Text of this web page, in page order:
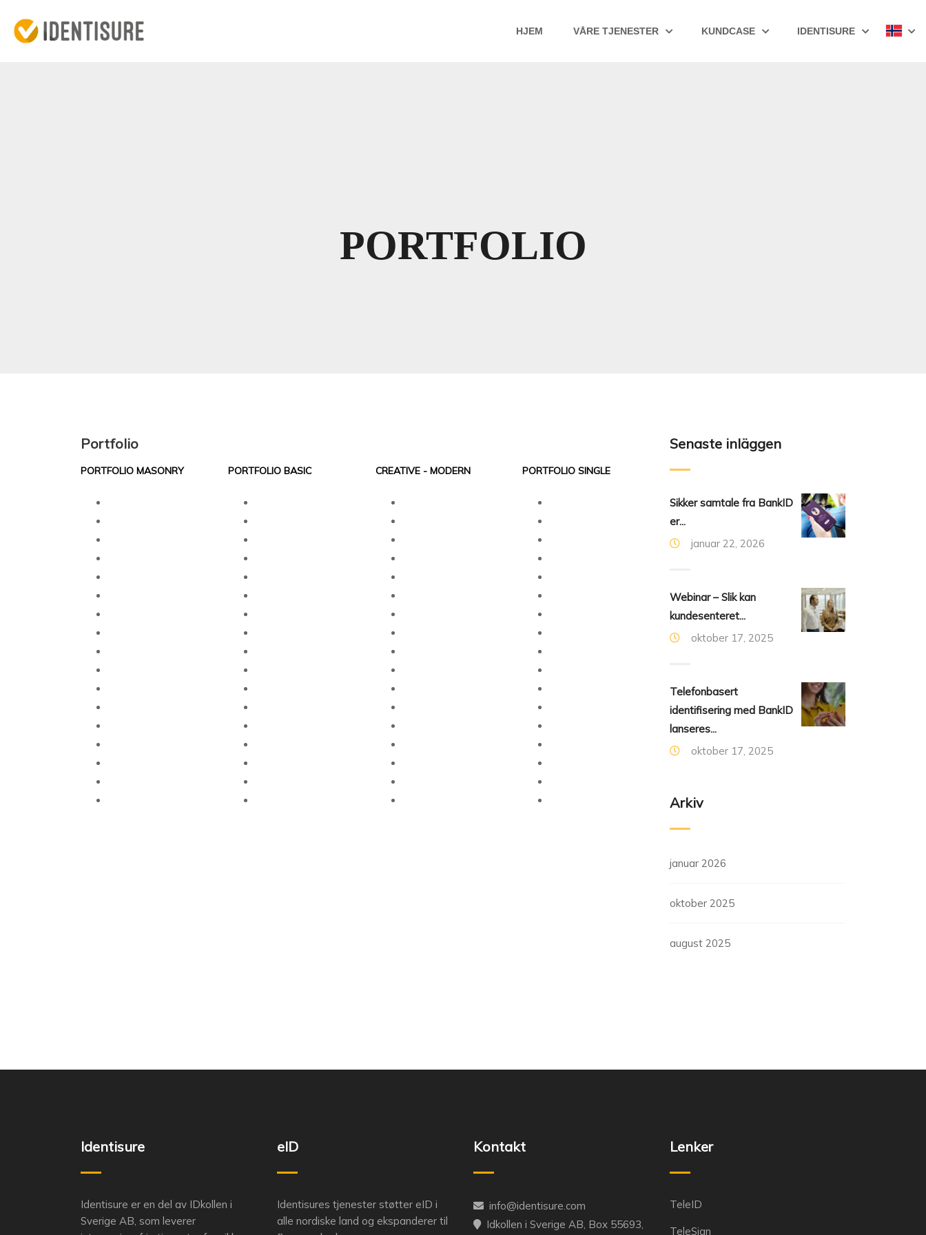
HJEM VÅRE TJENESTER KUNDCASE IDENTISURE
PORTFOLIO
Portfolio
PORTFOLIO MASONRY PORTFOLIO BASIC CREATIVE - MODERN PORTFOLIO SINGLE
Senaste inläggen
Sikker samtale fra BankID
er...
januar 22, 2026
Webinar – Slik kan
kundesenteret...
oktober 17, 2025
Telefonbasert
identifisering med BankID
lanseres...
oktober 17, 2025
Arkiv
januar 2026
oktober 2025
august 2025
Identisure
Identisure er en del av IDkollen i
Sverige AB, som leverer
eID
Identisures tjenester støtter eID i
alle nordiske land og ekspanderer til
Kontakt
info@identisure.com
Idkollen i Sverige AB, Box 55693,
Lenker
TeleID
TeleSign